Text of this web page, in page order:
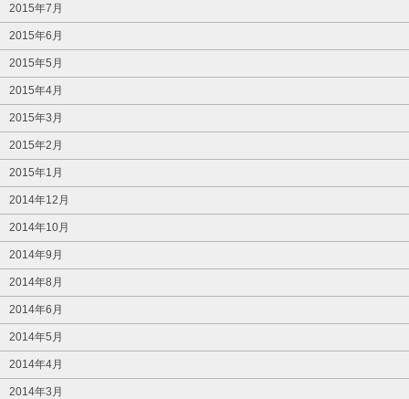
2015年7月
2015年6月
2015年5月
2015年4月
2015年3月
2015年2月
2015年1月
2014年12月
2014年10月
2014年9月
2014年8月
2014年6月
2014年5月
2014年4月
2014年3月